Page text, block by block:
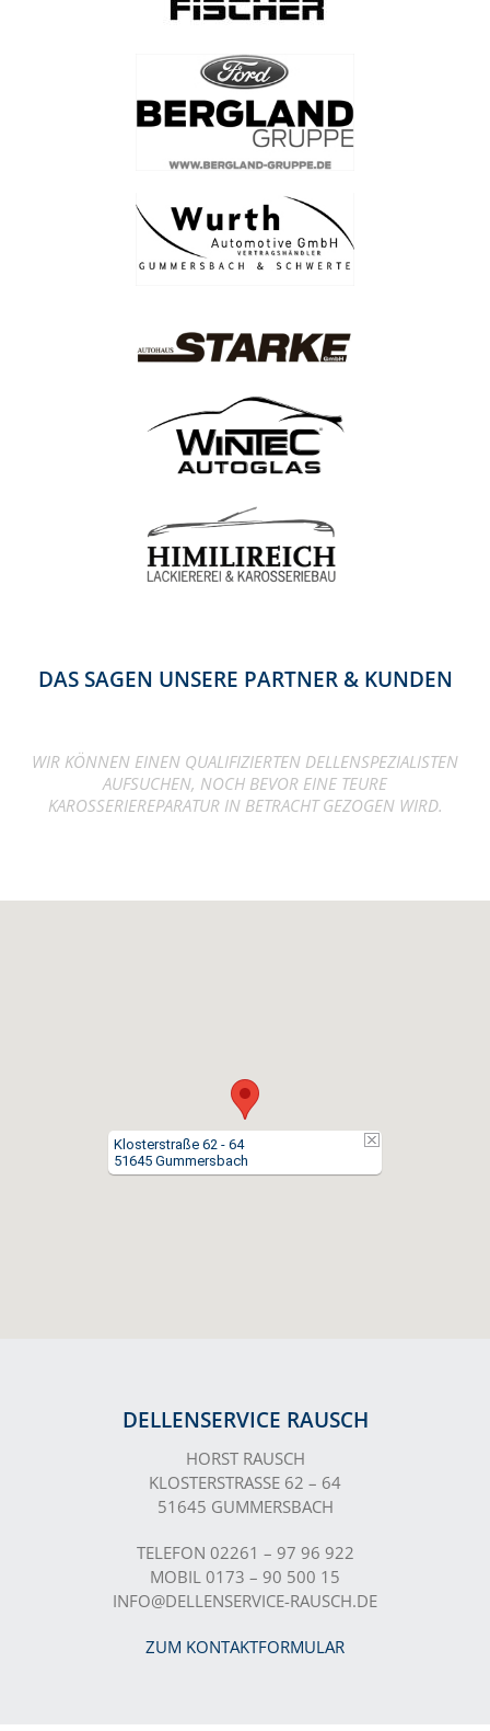
DAS SAGEN UNSERE PARTNER & KUNDEN
WIR KÖNNEN EINEN QUALIFIZIERTEN DELLENSPEZIALISTEN
AUFSUCHEN, NOCH BEVOR EINE TEURE
KAROSSERIEREPARATUR IN BETRACHT GEZOGEN WIRD.
Klosterstraße 62 - 64
51645 Gummersbach
DELLENSERVICE RAUSCH
HORST RAUSCH
KLOSTERSTRASSE 62 – 64
51645 GUMMERSBACH
TELEFON 02261 – 97 96 922
MOBIL 0173 – 90 500 15
INFO@DELLENSERVICE-RAUSCH.DE
ZUM KONTAKTFORMULAR